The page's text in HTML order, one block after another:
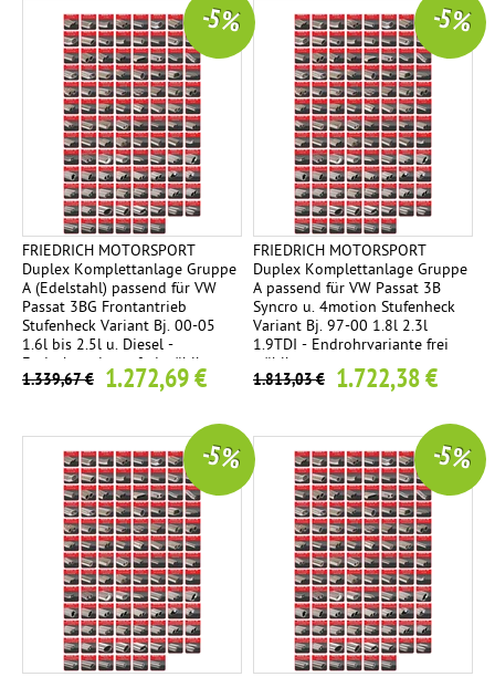
FRIEDRICH MOTORSPORT
Duplex Komplettanlage Gruppe
A (Edelstahl) passend für VW
Passat 3BG Frontantrieb
Stufenheck Variant Bj. 00-05
1.6l bis 2.5l u. Diesel -
Endrohrvariante frei wählbar
1.339,67 € 1.272,69 €
-5 %
FRIEDRICH MOTORSPORT
Duplex Komplettanlage Gruppe
A passend für VW Passat 3B
Syncro u. 4motion Stufenheck
Variant Bj. 97-00 1.8l 2.3l
1.9TDI - Endrohrvariante frei
wählbar
1.813,03 € 1.722,38 €
-5 %
-5 % -5 %